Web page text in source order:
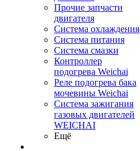
Прочие запчасти
двигателя
Система охлаждения
Система питания
Система смазки
Контроллер
подогрева Weichai
Реле подогрева бака
мочевины Weichai
Система зажигания
газовых двигателей
WEICHAI
Ещё